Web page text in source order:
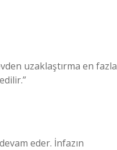
uzaklaştırma en fazla
eder. İnfazın